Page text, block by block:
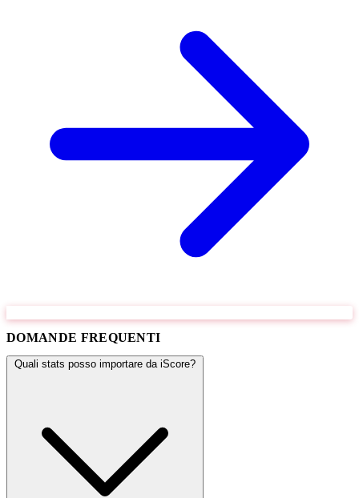
DOMANDE FREQUENTI
Quali stats posso importare da iScore?